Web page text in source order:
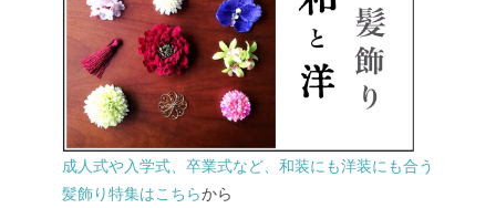
成人式や入学式、卒業式など、和装にも洋装にも合う
髪飾り特集はこちらから